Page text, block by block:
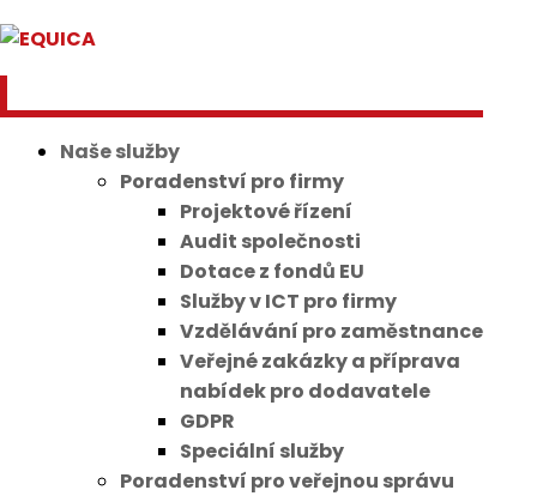
Naše služby
Poradenství pro firmy
Projektové řízení
Audit společnosti
Dotace z fondů EU
Služby v ICT pro firmy
Vzdělávání pro zaměstnance
Veřejné zakázky a příprava
nabídek pro dodavatele
GDPR
Speciální služby
Poradenství pro veřejnou správu